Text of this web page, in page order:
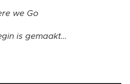
we Go ❤️
is gemaakt...